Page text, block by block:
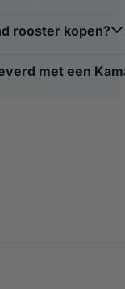
rooster kopen?
met een